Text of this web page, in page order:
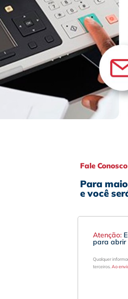
Fale Conosco
Para
e você
Atenção:
para abrir
Qualquer
terceiros.Ao